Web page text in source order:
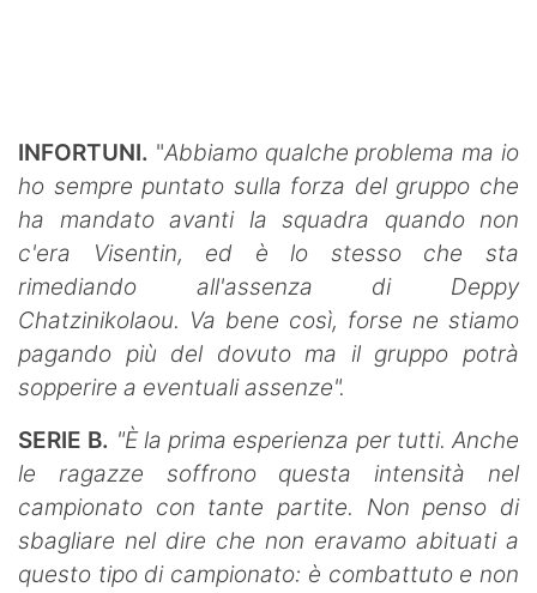
INFORTUNI. "Abbiamo qualche problema ma io
ho sempre puntato sulla forza del gruppo che
ha mandato avanti la squadra quando non
c'era Visentin, ed è lo stesso che sta
rimediando all'assenza di Deppy
Chatzinikolaou. Va bene così, forse ne stiamo
pagando più del dovuto ma il gruppo potrà
sopperire a eventuali assenze".
SERIE B. "È la prima esperienza per tutti. Anche
le ragazze soffrono questa intensità nel
campionato con tante partite. Non penso di
sbagliare nel dire che non eravamo abituati a
questo tipo di campionato: è combattuto e non